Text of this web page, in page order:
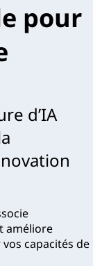
pour
d’IA
améliore
capacités de